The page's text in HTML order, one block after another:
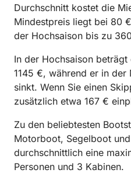
Durchschnitt kostet die
Mindestpreis liegt bei 80
der Hochsaison bis zu
In der Hochsaison
1145 €, während er in
sinkt. Wenn Sie einen
zusätzlich etwa 167 €
Zu den beliebtesten
Motorboot, Segelboot
durchschnittlich eine
Personen und 3 Kabinen.